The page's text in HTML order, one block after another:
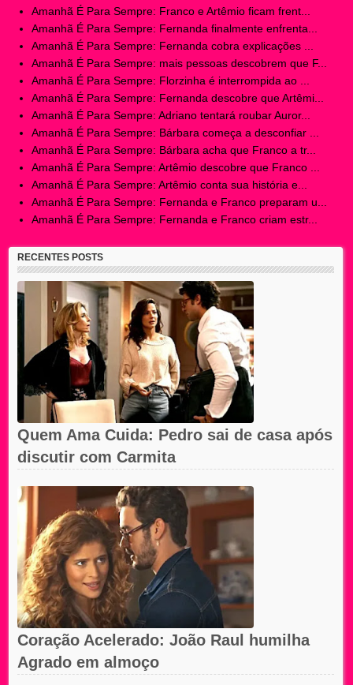
Amanhã É Para Sempre: Franco e Artêmio ficam frent...
Amanhã É Para Sempre: Fernanda finalmente enfrenta...
Amanhã É Para Sempre: Fernanda cobra explicações ...
Amanhã É Para Sempre: mais pessoas descobrem que F...
Amanhã É Para Sempre: Florzinha é interrompida ao ...
Amanhã É Para Sempre: Fernanda descobre que Artêmi...
Amanhã É Para Sempre: Adriano tentará roubar Auror...
Amanhã É Para Sempre: Bárbara começa a desconfiar ...
Amanhã É Para Sempre: Bárbara acha que Franco a tr...
Amanhã É Para Sempre: Artêmio descobre que Franco ...
Amanhã É Para Sempre: Artêmio conta sua história e...
Amanhã É Para Sempre: Fernanda e Franco preparam u...
Amanhã É Para Sempre: Fernanda e Franco criam estr...
RECENTES POSTS
Quem Ama Cuida: Pedro sai de casa após
discutir com Carmita
Coração Acelerado: João Raul humilha
Agrado em almoço